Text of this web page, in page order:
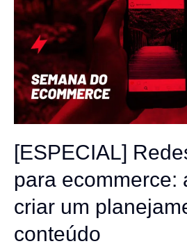
[ESPECIAL]
para ecommerce:
criar um
conteúdo
sociais
ecommerce:
aprenda
criar
um
planejamento
conteúdo